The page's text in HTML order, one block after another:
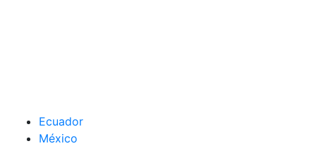
Ecuador
México